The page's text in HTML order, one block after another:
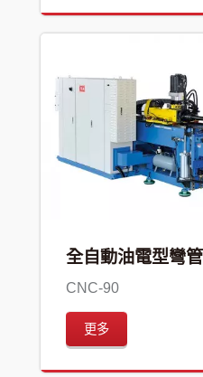
全自動油電型彎
CNC-90
更多